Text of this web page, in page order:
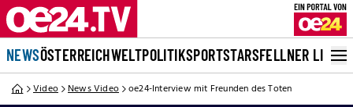
NEWSÖSTERREICHWELTPOLITIKSPORTSTARSFELLNER LIVE
Video News Video oe24-Interview mit Freunden des Toten